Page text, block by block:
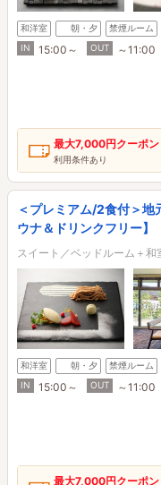
和洋室 朝・夕
禁煙ルーム
IN
15:00～ OUT ～11:00
最大7,000円クーポン
利用条件あり
＜プレミアム/2食付＞地
ウナ＆ドリンクフリー】
スイート／ベッドルーム＋
和洋室 朝・夕
禁煙ルーム
IN
15:00～ OUT ～11:00
最大7,000円クーポン